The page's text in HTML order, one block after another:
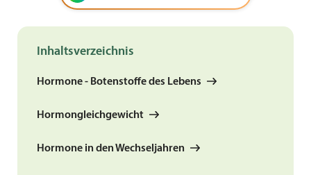
Inhaltsverzeichnis
Hormone - Botenstoffe des Lebens
Hormongleichgewicht
Hormone in den Wechseljahren